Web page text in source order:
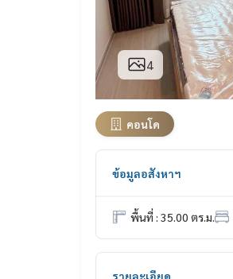
4
คอนโด
ข้อมูลอสังหาฯ
พื้นที่ : 35.00 ตร.ม.
รายละเอียด